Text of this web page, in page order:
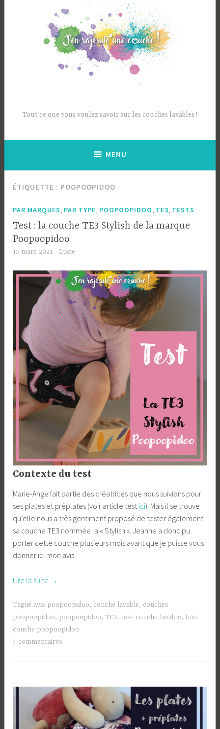
Tout ce que vous voulez savoir sur les couches lavables !
MENU
ÉTIQUETTE : POOPOOPIDOO
PAR MARQUES, PAR TYPE, POOPOOPIDOO, TE3, TESTS
Test : la couche TE3 Stylish de la marque
Poopoopidoo
15 mars 2021 Lucie
Contexte du test
Marie-Ange fait partie des créatrices que nous suivions pour
ses plates et préplates (voir article testici). Mais il se trouve
qu’elle nous a très gentiment proposé de tester également
sa couche TE3 nommée la « Stylish ». Jeanne a donc pu
porter cette couche plusieurs mois avant que je puisse vous
donner ici mon avis.
Lire la suite « Test
la
couche
TE3
Stylish
Poopoopidoo »
→
Tagué avis poopoopidoo, couche lavable, couches
poopoopidoo, poopoopidoo,TE3, test couche lavable, test
couche poopoopidoo
4 commentaires